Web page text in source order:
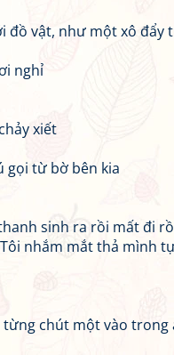
đồ vật, như một xô
nghỉ
xiết
gọi từ bờ bên kia
sinh ra rồi mất đi
nhắm mắt thả mình
chút một vào